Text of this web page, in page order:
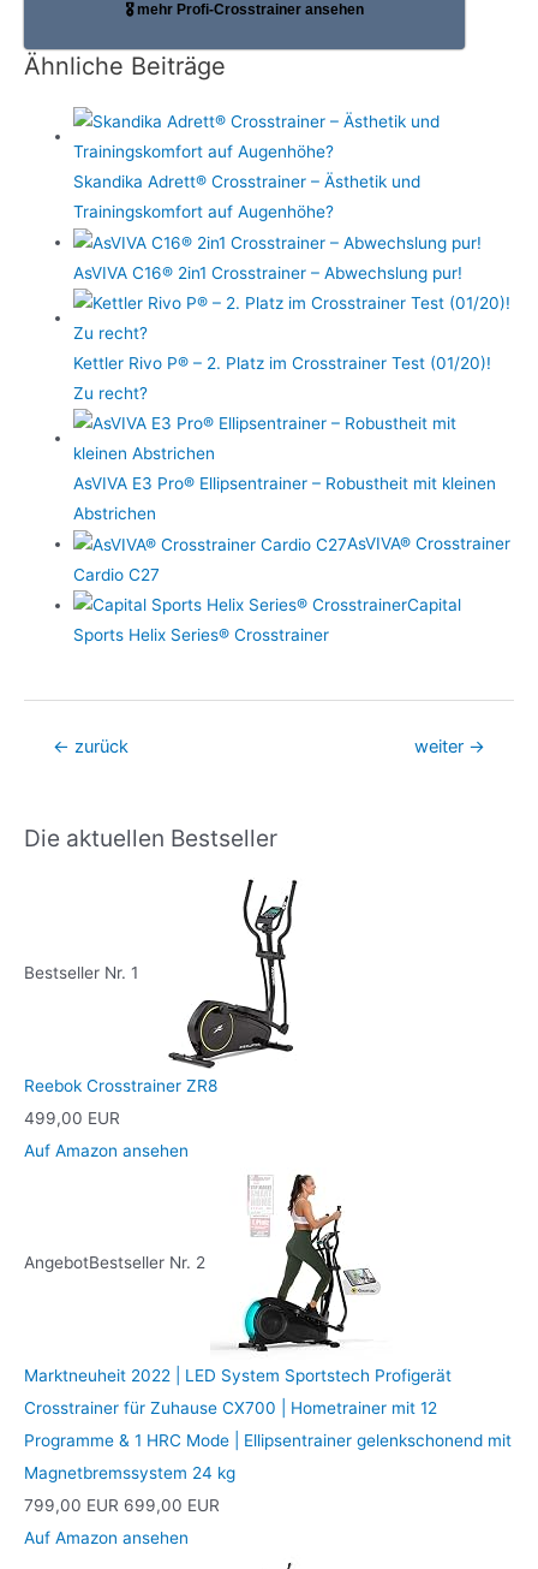
🎖️ mehr Profi-Crosstrainer ansehen
Ähnliche Beiträge
Skandika Adrett® Crosstrainer – Ästhetik und
Trainingskomfort auf Augenhöhe?
AsVIVA C16® 2in1 Crosstrainer – Abwechslung pur!
Kettler Rivo P® – 2. Platz im Crosstrainer Test (01/20)!
Zu recht?
AsVIVA E3 Pro® Ellipsentrainer – Robustheit mit kleinen
Abstrichen
AsVIVA® Crosstrainer
Cardio C27
Capital
Sports Helix Series® Crosstrainer
Beitragsnavigation
← zurück weiter →
Die aktuellen Bestseller
Bestseller Nr. 1
Reebok Crosstrainer ZR8
499,00 EUR
Auf Amazon ansehen
AngebotBestseller Nr. 2
Marktneuheit 2022 | LED System Sportstech Profigerät
Crosstrainer für Zuhause CX700 | Hometrainer mit 12
Programme & 1 HRC Mode | Ellipsentrainer gelenkschonend mit
Magnetbremssystem 24 kg
799,00 EUR 699,00 EUR
Auf Amazon ansehen